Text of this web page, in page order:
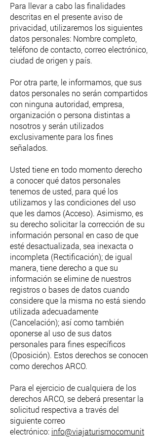
Para llevar a cabo las finalidades
descritas en el presente aviso de
privacidad, utilizaremos los siguientes
datos personales: Nombre completo,
teléfono de contacto, correo electrónico,
ciudad de origen y país.
Por otra parte, le informamos, que sus
datos personales no serán compartidos
con ninguna autoridad, empresa,
organización o persona distintas a
nosotros y serán utilizados
exclusivamente para los fines
señalados.
Usted tiene en todo momento derecho
a conocer qué datos personales
tenemos de usted, para qué los
utilizamos y las condiciones del uso
que les damos (Acceso). Asimismo, es
su derecho solicitar la corrección de su
información personal en caso de que
esté desactualizada, sea inexacta o
incompleta (Rectificación); de igual
manera, tiene derecho a que su
información se elimine de nuestros
registros o bases de datos cuando
considere que la misma no está siendo
utilizada adecuadamente
(Cancelación); así como también
oponerse al uso de sus datos
personales para fines específicos
(Oposición). Estos derechos se conocen
como derechos ARCO.
Para el ejercicio de cualquiera de los
derechos ARCO, se deberá presentar la
solicitud respectiva a través del
siguiente correo
electrónico: info@viajaturismocomunit